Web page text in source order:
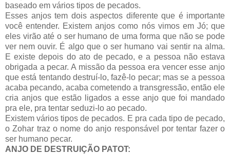
baseado em vários tipos de pecados.
Esses anjos tem dois aspectos diferente que é importante
você entender. Existem anjos como nós vimos em Jó; que
eles virão até o ser humano de uma forma que não se pode
ver nem ouvir. É algo que o ser humano vai sentir na alma.
E existe depois do ato de pecado, e a pessoa não estava
obrigada a pecar. A missão da pessoa era vencer esse anjo
que está tentando destruí-lo, fazê-lo pecar; mas se a pessoa
acaba pecando, acaba cometendo a transgressão, então ele
cria anjos que estão ligados a esse anjo que foi mandado
pra ele, pra tentar seduzi-lo ao pecado.
Existem vários tipos de pecados. E pra cada tipo de pecado,
o Zohar traz o nome do anjo responsável por tentar fazer o
ser humano pecar.
ANJO DE DESTRUIÇÃO PATOT: